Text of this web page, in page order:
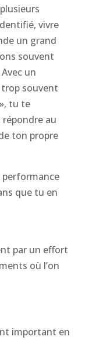
vivre
un grand
souvent
un
souvent
tu te
au
ton propre
performance
que tu en
par un effort
où l’on
important en